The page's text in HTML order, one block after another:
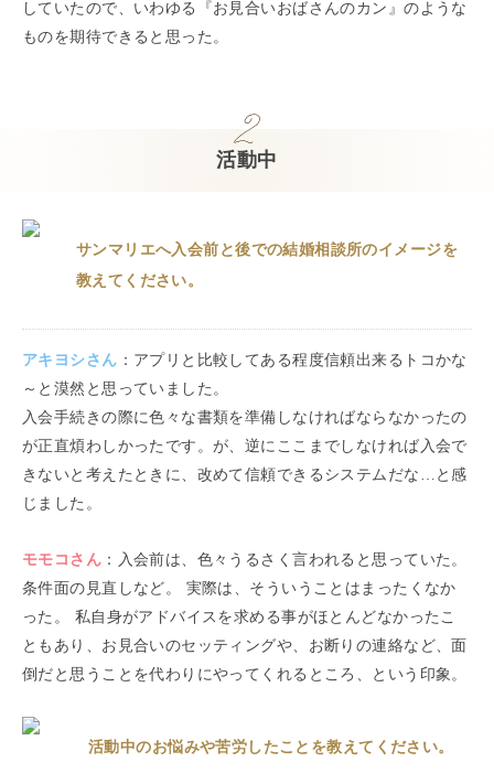
していたので、いわゆる『お見合いおばさんのカン』のような
ものを期待できると思った。
活動中
サンマリエへ入会前と後での結婚相談所のイメージを
教えてください。
アキヨシ さん ： アプリと比較してある程度信頼出来るトコかな
～と漠然と思っていました。
入会手続きの際に色々な書類を準備しなければならなかったの
が正直煩わしかったです。が、逆にここまでしなければ入会で
きないと考えたときに、改めて信頼できるシステムだな…と感
じました。
モモコ さん ： 入会前は、色々うるさく言われると思っていた。
条件面の見直しなど。 実際は、そういうことはまったくなか
った。 私自身がアドバイスを求める事がほとんどなかったこ
ともあり、お見合いのセッティングや、お断りの連絡など、面
倒だと思うことを代わりにやってくれるところ、という印象。
活動中のお悩みや苦労したことを教えてください。